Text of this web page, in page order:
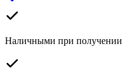
Наличными при получении